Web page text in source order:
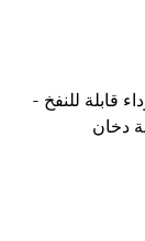
قابلة للنفخ -
دخان